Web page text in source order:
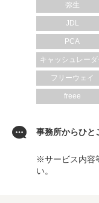
弥生
JDL
PCA
キャッシュレーダ
フリーウェイ
freee
事務所からひと
※サービス内容
い。